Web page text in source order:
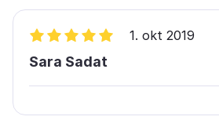
1. okt 2019
Sara Sadat